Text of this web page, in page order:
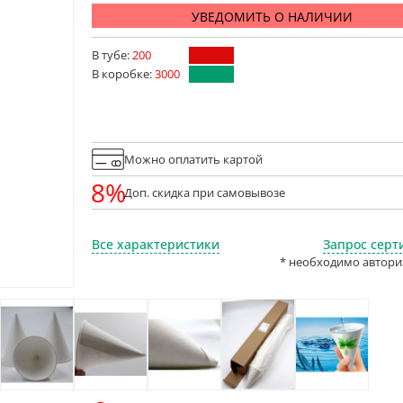
УВЕДОМИТЬ О НАЛИЧИИ
В тубе:200
В коробке:3000
Можно оплатить картой
8%Доп. скидка при самовывозе
Все характеристики Запрос
* необходимо